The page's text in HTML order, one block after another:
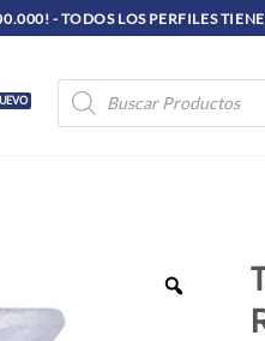
- TODOS LOS PERFILES
Búsqueda
de
productos